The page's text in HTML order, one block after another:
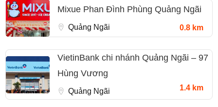
Mixue Phan Đình Phùng Quảng Ngãi
Quảng Ngãi 0.8 km
VietinBank chi nhánh Quảng Ngãi – 97
Hùng Vương
Quảng Ngãi 1.4 km